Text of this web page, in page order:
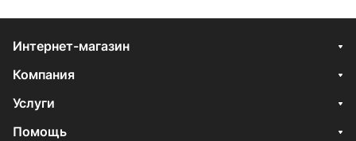
Интернет-магазин
Компания
Услуги
Помощь